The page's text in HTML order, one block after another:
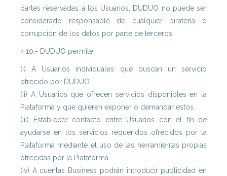
partes reservadas a los Usuarios, DUDUO no puede ser
considerado responsable de cualquier piratería o
corrupción de los datos por parte de terceros.
4.10.- DUDUO permite:
(i) A Usuarios individuales que buscan un servicio
ofrecido por DUDUO.
(ii) A Usuarios que ofrecen servicios disponibles en la
Plataforma y que quieren exponer o demandar estos.
(iii) Establecer contacto entre Usuarios con el fin de
ayudarse en los servicios requeridos ofrecidos por la
Plataforma mediante el uso de las herramientas propias
ofrecidas por la Plataforma.
(iv) A cuentas Business podrán introducir publicidad en